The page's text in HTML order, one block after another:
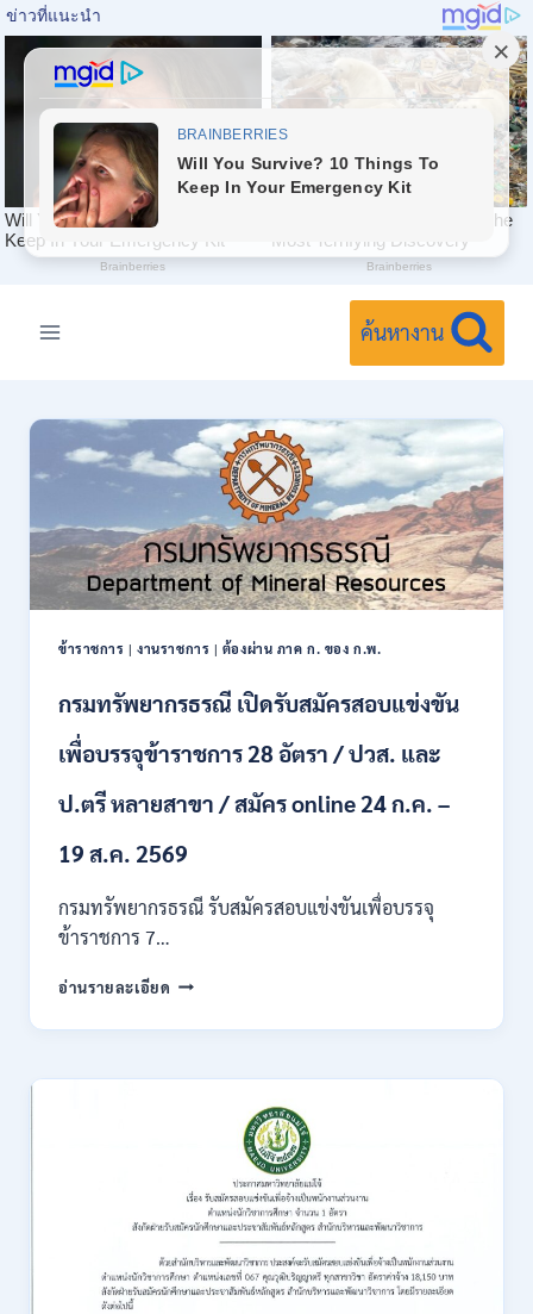
ค้นหางาน
ข้าราชการ |งานราชการ | ต้องผ่าน ภาค ก. ของ ก.พ.
กรมทรัพยากรธรณี เปิดรับสมัครสอบแข่งขัน
เพื่อบรรจุข้าราชการ 28 อัตรา / ปวส. และ
ป.ตรี หลายสาขา / สมัคร online 24 ก.ค. –
19 ส.ค. 2569
กรมทรัพยากรธรณี รับสมัครสอบแข่งขันเพื่อบรรจุ
ข้าราชการ 7…
อ่านรายละเอียด กรม
เปิด
สมัคร
ข้าราชการ
28
/
ปวส.